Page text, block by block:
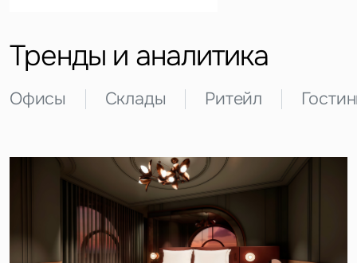
Тренды и аналитика
Офисы Склады Ритейл
Жалоба
Объявление
Это обязательное поле